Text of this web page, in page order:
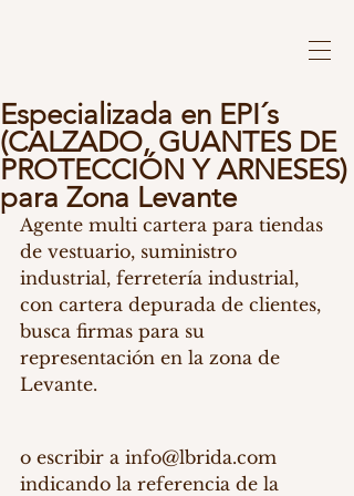
Especializada en EPI´s
(CALZADO, GUANTES DE
PROTECCIÓN Y ARNESES)
para Zona Levante
Agente multi cartera para tiendas
de vestuario, suministro
industrial, ferretería industrial,
con cartera depurada de clientes,
busca firmas para su
representación en la zona de
Levante.
o escribir a info@lbrida.com
indicando la referencia de la